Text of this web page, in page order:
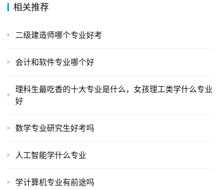
相关推荐
二级建造师哪个专业好考
会计和软件专业哪个好
理科生最吃香的十大专业是什么，女孩理工类学什么专业
好
数学专业研究生好考吗
人工智能学什么专业
学计算机专业有前途吗